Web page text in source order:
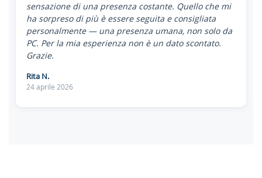
sensazione di una presenza costante. Quello che mi
ha sorpreso di più è essere seguita e consigliata
personalmente — una presenza umana, non solo da
PC. Per la mia esperienza non è un dato scontato.
Grazie.
Rita N.
24 aprile 2026